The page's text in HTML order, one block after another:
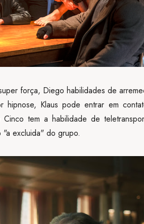
força, Diego habilidades de
hipnose, Klaus pode entrar em
tem a habilidade de
"a excluida" do grupo.